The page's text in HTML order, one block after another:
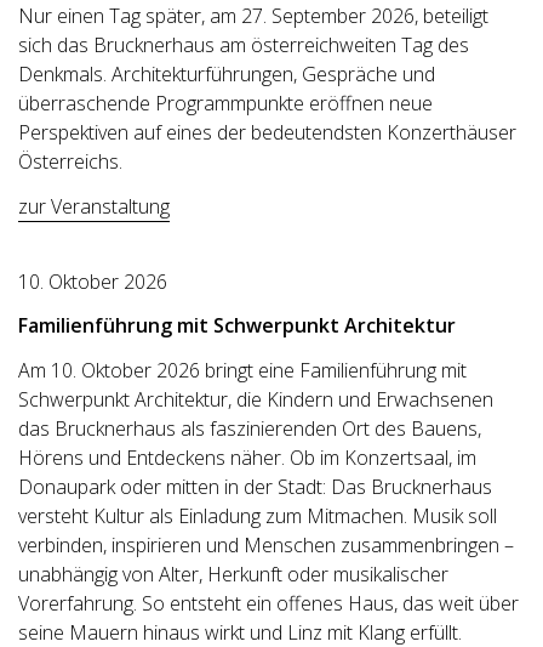
Nur einen Tag später, am 27. September 2026, beteiligt
sich das Brucknerhaus am österreichweiten Tag des
Denkmals. Architekturführungen, Gespräche und
überraschende Programmpunkte eröffnen neue
Perspektiven auf eines der bedeutendsten Konzerthäuser
Österreichs.
zur Veranstaltung
10. Oktober 2026
Familienführung mit Schwerpunkt Architektur
Am 10. Oktober 2026 bringt eine Familienführung mit
Schwerpunkt Architektur, die Kindern und Erwachsenen
das Brucknerhaus als faszinierenden Ort des Bauens,
Hörens und Entdeckens näher. Ob im Konzertsaal, im
Donaupark oder mitten in der Stadt: Das Brucknerhaus
versteht Kultur als Einladung zum Mitmachen. Musik soll
verbinden, inspirieren und Menschen zusammenbringen –
unabhängig von Alter, Herkunft oder musikalischer
Vorerfahrung. So entsteht ein offenes Haus, das weit über
seine Mauern hinaus wirkt und Linz mit Klang erfüllt.